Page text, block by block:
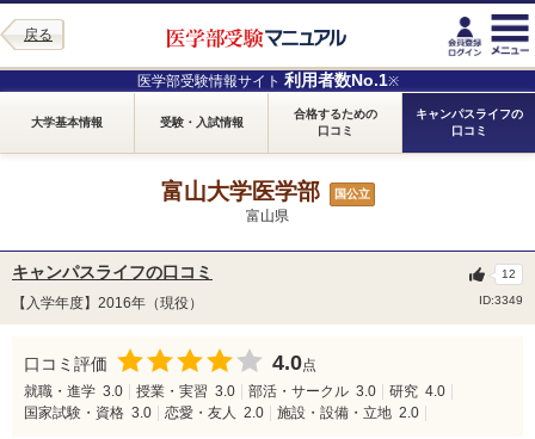
戻る
医学部受験情報サイト 利用者数No.1※
大学基本情報 受験・入試情報
合格するための
口コミ
キャンパスライフの
口コミ
富山大学医学部 国公立
富山県
キャンパスライフの口コミ
【入学年度】2016年（現役） ID:3349
12
口コミ評価 4.0点
就職・進学 3.0 授業・実習 3.0 部活・サークル 3.0 研究 4.0
国家試験・資格 3.0 恋愛・友人 2.0 施設・設備・立地 2.0